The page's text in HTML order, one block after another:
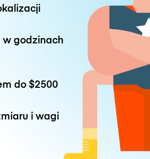
w godzinach
do$2500
i wagi